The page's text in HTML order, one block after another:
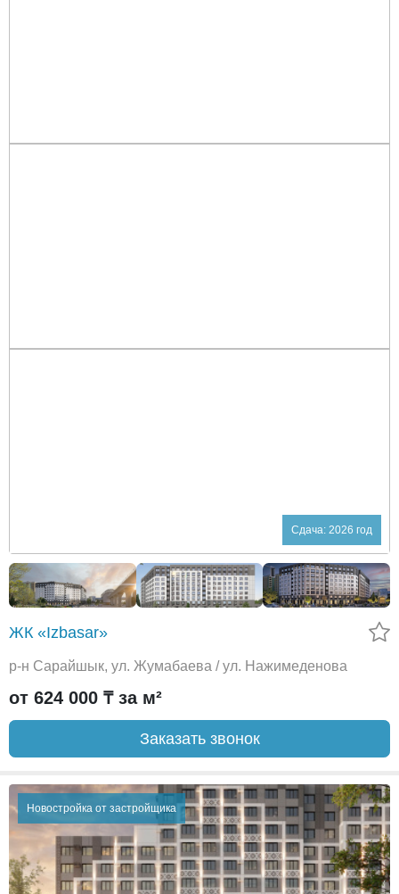
Сдача: 2026 год
ЖК «Izbasar»
р-н Сарайшык, ул. Жумабаева / ул. Нажимеденова
от 624 000 ₸ за м²
Заказать звонок
Новостройка от застройщика